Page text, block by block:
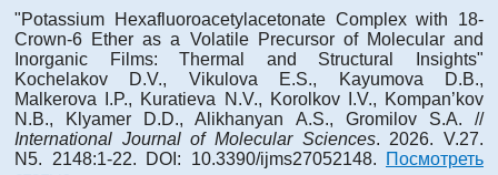
"Potassium Hexafluoroacetylacetonate Complex with 18-
Crown-6 Ether as a Volatile Precursor of Molecular and
Inorganic Films: Thermal and Structural Insights"
Kochelakov D.V., Vikulova E.S., Kayumova D.B.,
Malkerova I.P., Kuratieva N.V., Korolkov I.V., Kompan’kov
N.B., Klyamer D.D., Alikhanyan A.S., Gromilov S.A. //
International Journal of Molecular Sciences. 2026. V.27.
N5. 2148:1-22. DOI: 10.3390/ijms27052148.
Посмотреть